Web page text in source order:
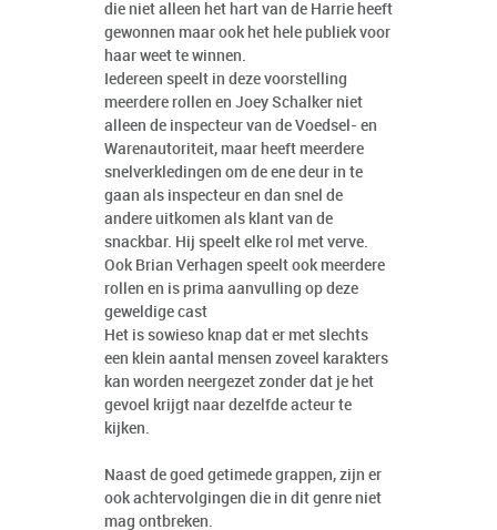
die niet alleen het hart van de Harrie heeft
gewonnen maar ook het hele publiek voor
haar weet te winnen.
Iedereen speelt in deze voorstelling
meerdere rollen en Joey Schalker niet
alleen de inspecteur van de Voedsel- en
Warenautoriteit, maar heeft meerdere
snelverkledingen om de ene deur in te
gaan als inspecteur en dan snel de
andere uitkomen als klant van de
snackbar. Hij speelt elke rol met verve.
Ook Brian Verhagen speelt ook meerdere
rollen en is prima aanvulling op deze
geweldige cast
Het is sowieso knap dat er met slechts
een klein aantal mensen zoveel karakters
kan worden neergezet zonder dat je het
gevoel krijgt naar dezelfde acteur te
kijken.
Naast de goed getimede grappen, zijn er
ook achtervolgingen die in dit genre niet
mag ontbreken.